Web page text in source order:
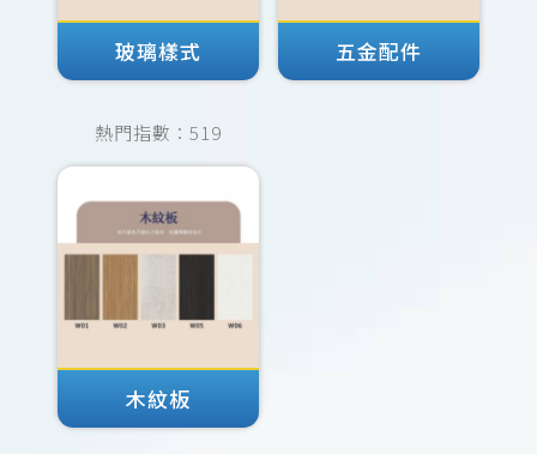
玻璃樣式 五金配件
熱門指數：519
木紋板